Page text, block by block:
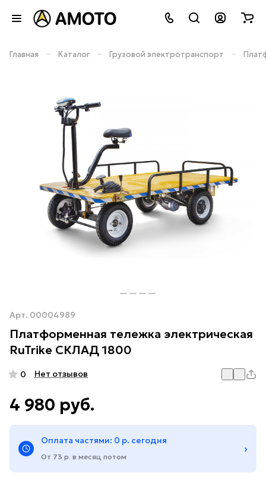
Главная – Каталог – Грузовой электротранспорт –
Арт. 00004989
Платформенная тележка электрическая
RuTrike СКЛАД 1800
0 Нет отзывов
4 980 руб.
Оплата частями: 0 р. сегодня
От 73 р. в месяц потом
›